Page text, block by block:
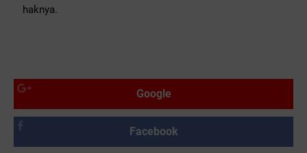
haknya.
Google
Facebook